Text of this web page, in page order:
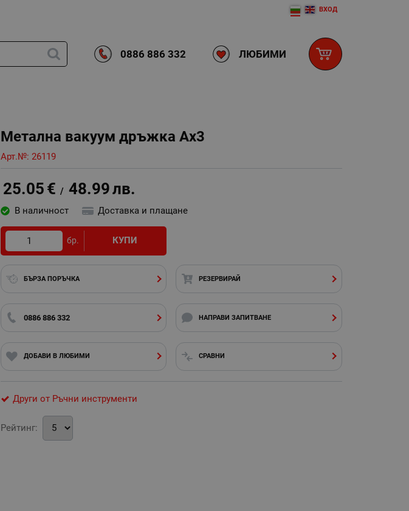
ВХОД
0886 886 332 ЛЮБИМИ
Метална вакуум дръжка Ах3
Арт.№: 26119
25.05 € / 48.99лв.
В наличност Доставка и плащане
бр. КУПИ
БЪРЗА ПОРЪЧКА РЕЗЕРВИРАЙ
0886 886 332 НАПРАВИ ЗАПИТВАНЕ
ДОБАВИ В ЛЮБИМИ СРАВНИ
Други от Ръчни инструменти
Рейтинг: